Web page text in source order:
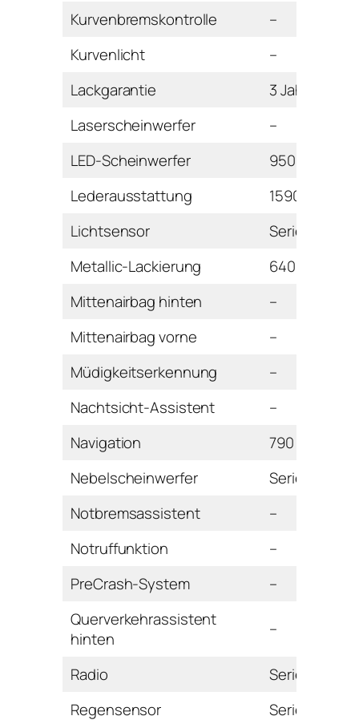
Kurvenbremskontrolle
–
Kurvenlicht
–
Lackgarantie
3 Jahre
Laserscheinwerfer
–
LED-Scheinwerfer
950 Euro
Lederausstattung
1590 Euro
Lichtsensor
Serie
Metallic-Lackierung
640 Euro
Mittenairbag hinten
–
Mittenairbag vorne
–
Müdigkeitserkennung
–
Nachtsicht-Assistent
–
Navigation
790 Euro
Nebelscheinwerfer
Serie
Notbremsassistent
–
Notruffunktion
–
PreCrash-System
–
Querverkehrassistent
hinten
–
Radio
Serie
Regensensor
Serie